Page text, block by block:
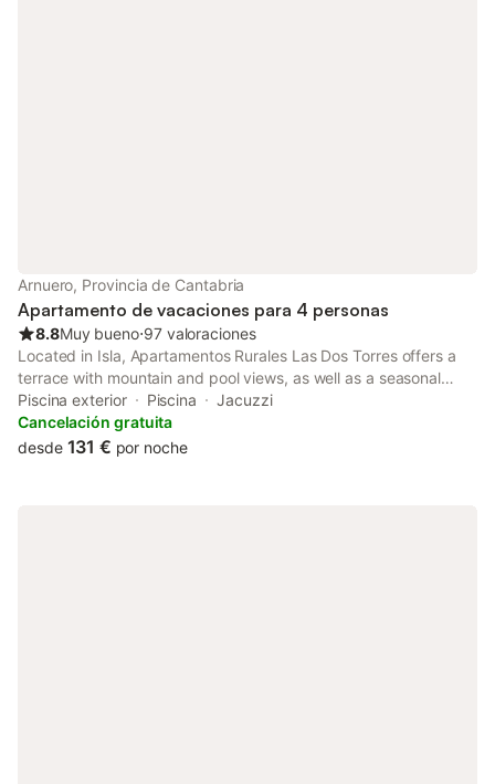
Arnuero, Provincia de Cantabria
Apartamento de vacaciones para 4 personas
8.8Muy bueno⋅97 valoraciones
Located in Isla, Apartamentos Rurales Las Dos Torres offers a
terrace with mountain and pool views, as well as a seasonal
outdoor pool, hot tub and open-air bath. With garden views, this
accommodation offers a balcony.
Piscina exterior Piscina
Jacuzzi
Cancelación gratuita
desde 131 € por noche